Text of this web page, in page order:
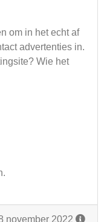
om in het echt af
advertenties in.
Wie het
november 2022